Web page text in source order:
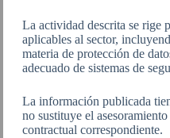
La actividad descrita se rige
aplicables al sector,
materia de protección de
adecuado de sistemas de
La información publicada
no sustituye el
contractual correspondiente.